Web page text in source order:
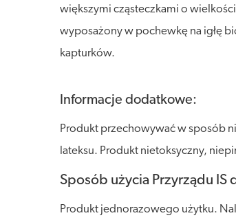
większymi cząsteczkami o
wyposażony w pochewkę na igłę
kapturków.
Informacje dodatkowe:
Produkt przechowywać w sposób
lateksu. Produkt nietoksyczny,
Sposób użycia Przyrządu IS
Produkt jednorazowego użytku.